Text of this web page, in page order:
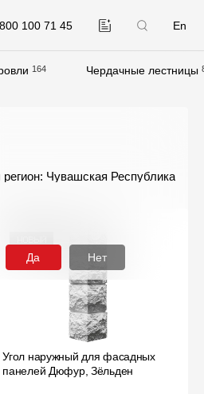
100 71 45 En
164 Чердачные лестницы
Угол наружный для фасадных
панелей Дюфур, Зёльден
Чувашская Республика
Да Нет